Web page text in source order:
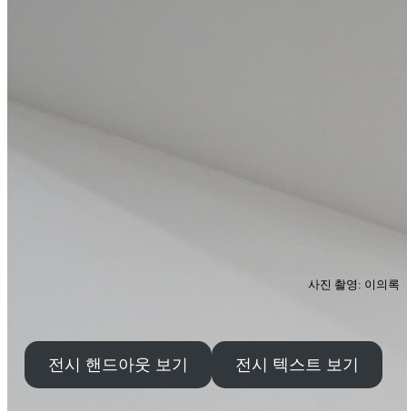
사진 촬영: 이의록
전시 핸드아웃 보기 전시 텍스트 보기